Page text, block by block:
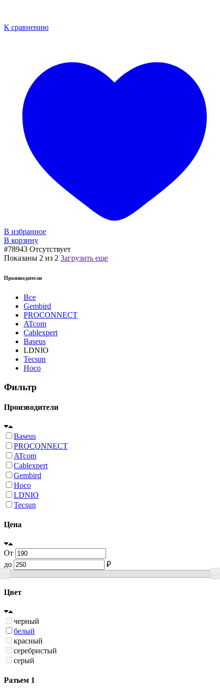
К сравнению
В избранное
В корзину
#78943 Отсутствует
Показаны 2 из 2 Загрузить еще
Производители
Все
Gembird
PROCONNECT
ATcom
Cablexpert
Baseus
LDNIO
Tecsun
Hoco
Фильтр
Производители
Baseus
PROCONNECT
ATcom
Cablexpert
Gembird
Hoco
LDNIO
Tecsun
Цена
От
до
₽
Цвет
черный
белый
красный
серебристый
серый
Разъем 1